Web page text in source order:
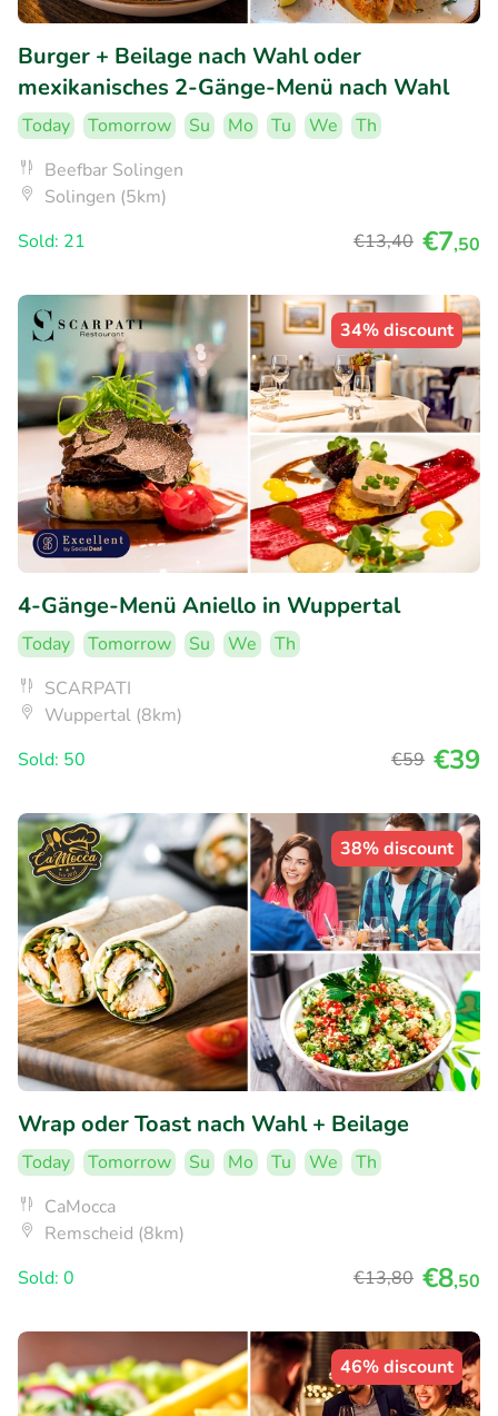
Burger + Beilage nach Wahl oder
mexikanisches 2-Gänge-Menü nach Wahl
Today Tomorrow Su Mo Tu We
Th
Beefbar Solingen
Solingen (5km)
Sold: 21
€13,40 €7,50
34% discount
4-Gänge-Menü Aniello in Wuppertal
Today Tomorrow Su We
Th
SCARPATI
Wuppertal (8km)
Sold: 50
€59 €39
38% discount
Wrap oder Toast nach Wahl + Beilage
Today Tomorrow Su Mo Tu We
Th
CaMocca
Remscheid (8km)
Sold: 0
€13,80 €8,50
46% discount